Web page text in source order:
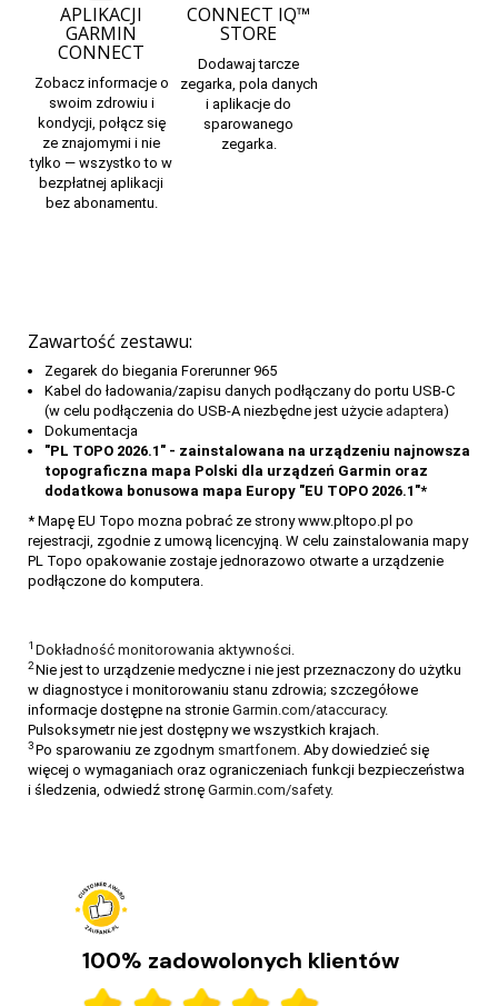
APLIKACJI
GARMIN
CONNECT
Zobacz informacje o
swoim zdrowiu i
kondycji, połącz się
ze znajomymi i nie
tylko — wszystko to w
bezpłatnej aplikacji
bez abonamentu.
CONNECT IQ™
STORE
Dodawaj tarcze
zegarka, pola danych
i aplikacje do
sparowanego
zegarka.
Zawartość zestawu:
Zegarek do biegania Forerunner 965
Kabel do ładowania/zapisu danych podłączany do portu USB-C
(w celu podłączenia do USB-A niezbędne jest użycie adaptera)
Dokumentacja
"PL TOPO 2026.1" - zainstalowana na urządzeniu najnowsza
topograficzna mapa Polski dla urządzeń Garmin oraz
dodatkowa bonusowa mapa Europy "EU TOPO 2026.1"*
* Mapę EU Topo mozna pobrać ze strony www.pltopo.pl po
rejestracji, zgodnie z umową licencyjną. W celu zainstalowania mapy
PL Topo opakowanie zostaje jednorazowo otwarte a urządzenie
podłączone do komputera.
1 Dokładność monitorowania aktywności.
2Nie jest to urządzenie medyczne i nie jest przeznaczony do użytku
w diagnostyce i monitorowaniu stanu zdrowia; szczegółowe
informacje dostępne na stronie Garmin.com/ataccuracy.
Pulsoksymetr nie jest dostępny we wszystkich krajach.
3Po sparowaniu ze zgodnym smartfonem. Aby dowiedzieć się
więcej o wymaganiach oraz ograniczeniach funkcji bezpieczeństwa
i śledzenia, odwiedź stronę Garmin.com/safety.
Jakie są etapy snu i czym się charakteryzują? Wyjaśniamy jak
monitorować sen w aplikacji Garmin Connect.
CZYTAJ DALEJ
100% zadowolonych klientów